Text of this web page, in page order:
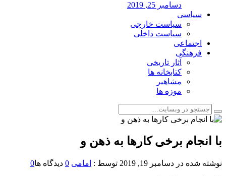
دسامبر 25, 2019
سیاسی
سیاست خارجی
سیاست داخلی
اجتماعی
فرهنگی
آثار تاریخی
کتابخانه ها
مشاهیر
موزه ها
با انجام برخی کارها به ذهن و
نوشته شده در دسامبر 19, 2019 توسط : امامی 0 دیدگاه ها0